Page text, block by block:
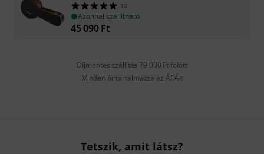
12
Azonnal szállítható
45 090 Ft
Díjmentes szállítás 79 000 Ft fölött
Minden ár tartalmazza az ÁFÁ-t
Tetszik, amit látsz?